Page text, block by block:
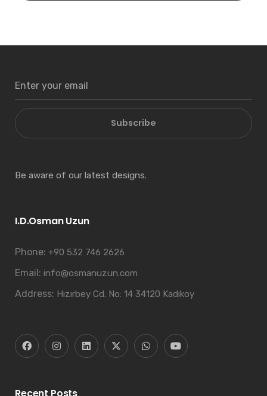
Subscribe
Be aware of our latest designs.
I.D.Osman Uzun
Phone: +90 532 746 2626
Email: info@osmanuzun.com
Address: Hızırbey Cd. No: 14 34120 Kadıkoy